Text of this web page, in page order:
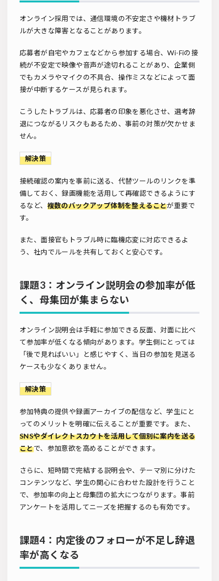
オンライン採用では、通信環境の不安定さや機材トラブ
ルが大きな障害となることがあります。
応募者が自宅やカフェなどから参加する場合、Wi-Fiの接
続が不安定で映像や音声が途切れることがあり、企業側
でもカメラやマイクの不具合、操作ミスなどによって面
接が中断するケースが見られます。
こうしたトラブルは、応募者の印象を悪化させ、選考辞
退につながるリスクもあるため、事前の対策が欠かせま
せん。
解決策
接続確認の案内を事前に送る、代替ツールのリンクを準
備しておく、録画機能を活用して再確認できるようにす
るなど、 複数のバックアップ体制を整えることが重要で
す。
また、面接官もトラブル時に臨機応変に対応できるよ
う、社内でルールを共有しておくと安心です。
課題3：オンライン説明会の参加率が低
く、母集団が集まらない
オンライン説明会は手軽に参加できる反面、対面に比べ
て参加率が低くなる傾向があります。学生側にとっては
「後で見ればいい」と感じやすく、当日の参加を見送る
ケースも少なくありません。
解決策
参加特典の提供や録画アーカイブの配信など、学生にと
ってのメリットを明確に伝えることが重要です。また、
SNSやダイレクトスカウトを活用して個別に案内を送る
ことで、参加意欲を高めることができます。
さらに、短時間で完結する説明会や、テーマ別に分けた
コンテンツなど、学生の関心に合わせた設計を行うこと
で、参加率の向上と母集団の拡大につながります。事前
アンケートを活用してニーズを把握するのも有効です。
課題4：内定後のフォローが不足し辞退
率が高くなる